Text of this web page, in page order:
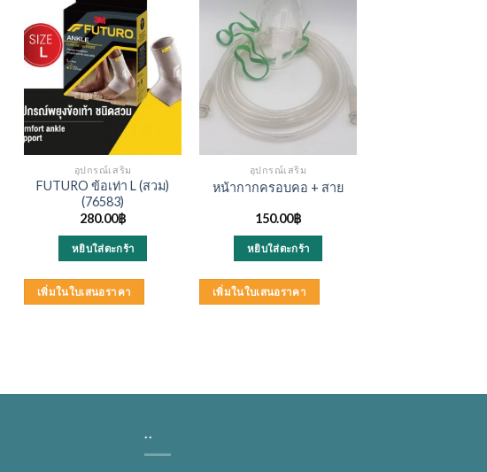
อุปกรณ์เสริม
FUTURO ข้อเท่า L (สวม)
(76583)
280.00฿
หยิบใส่ตะกร้า
เพิ่มในใบเสนอราคา
อุปกรณ์เสริม
หน้ากากครอบคอ + สาย
150.00฿
หยิบใส่ตะกร้า
เพิ่มในใบเสนอราคา
..